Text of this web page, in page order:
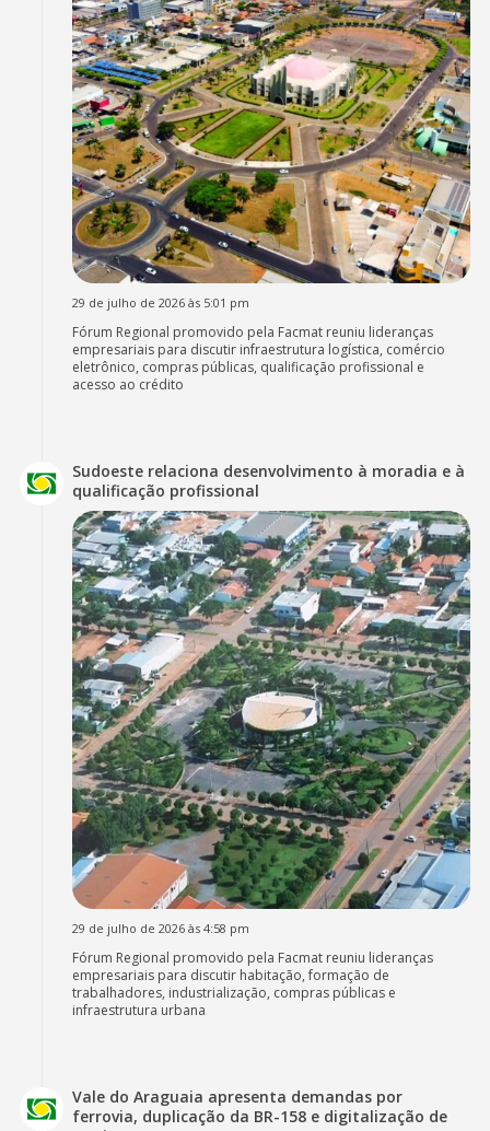
29 de julho de 2026 às 5:01 pm
Fórum Regional promovido pela Facmat reuniu lideranças
empresariais para discutir infraestrutura logística, comércio
eletrônico, compras públicas, qualificação profissional e
acesso ao crédito
Sudoeste relaciona desenvolvimento à moradia e à
qualificação profissional
29 de julho de 2026 às 4:58 pm
Fórum Regional promovido pela Facmat reuniu lideranças
empresariais para discutir habitação, formação de
trabalhadores, industrialização, compras públicas e
infraestrutura urbana
Vale do Araguaia apresenta demandas por
ferrovia, duplicação da BR-158 e digitalização de